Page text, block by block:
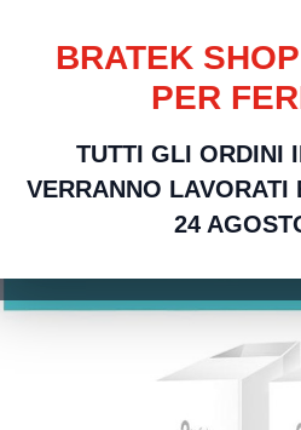
BRATEK
PER
TUTTI GLI ORDINI
VERRANNO LAVORATI
24
Home Networking Rete Casa e Ufficio
Accessori
Omada Antenne punto-punto 5GHz